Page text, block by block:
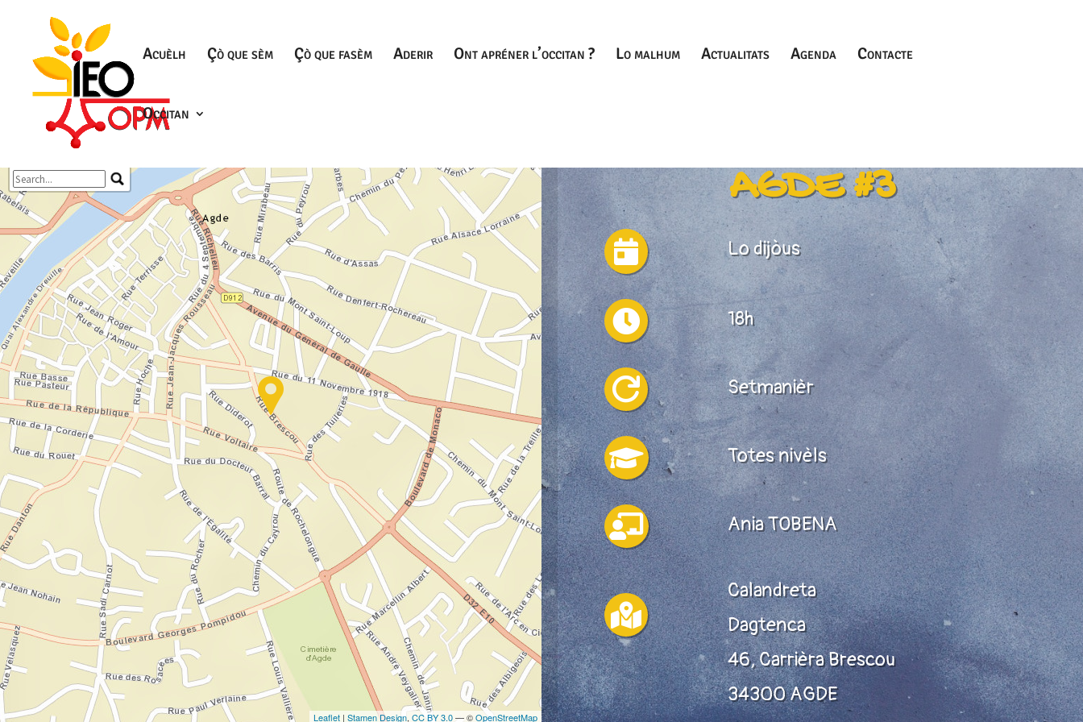
Acuèlh Çò que sèm Çò que fasèm Aderir Ont apréner l’occitan ? Lo malhum Actualitats Agenda Contacte
Occitan
Travelers' Map is loading...
If you see this after your page is loaded completely, leafletJS
files are missing.
Leaflet | Stamen Design, CC BY 3.0— ©OpenStreetMap
AGDE #3
 Lo dijòus
 18h
 Setmanièr
 Totes nivèls
 Ania TOBENA

Calandreta
Dagtenca
46, Carrièra Brescou
34300 AGDE